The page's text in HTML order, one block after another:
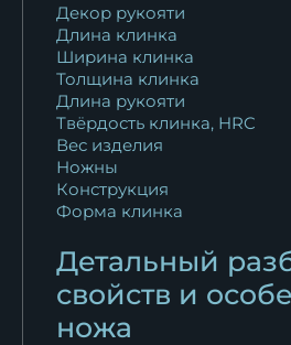
Нож Гепард
граб...
10 922
Нож
х12мф
10 922
Нож Гепард
49 036₽
Декор рукояти
Длина клинка
Ширина клинка
Толщина клинка
Длина рукояти
Твёрдость клинка, HRC
Вес изделия
Ножны
Конструкция
Форма клинка
Детальный
свойств и
ножа